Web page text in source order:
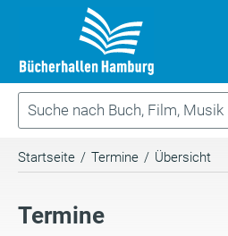
Startseite / Termine / Übersicht
Termine